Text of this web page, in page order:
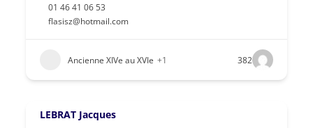
01 46 41 06 53
flasisz@hotmail.com
Ancienne XIVe au XVIe +1 382
LEBRAT Jacques